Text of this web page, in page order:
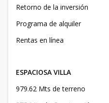
Retorno de la inversión
Programa de alquiler
Rentas en línea
ESPACIOSA VILLA
979.62 Mts de terreno